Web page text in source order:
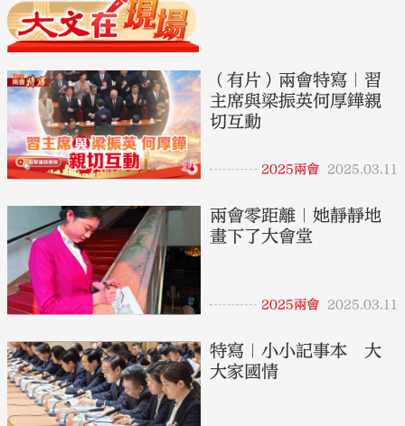
大公文匯
（有片）兩會特寫｜習
主席與梁振英何厚鏵親
切互動
2025兩會 2025.03.11
兩會零距離｜她靜靜地
畫下了大會堂
2025兩會 2025.03.11
特寫｜小小記事本 大
大家國情